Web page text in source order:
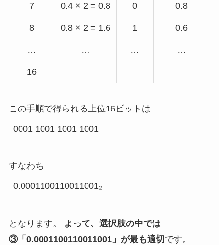
7 0.4 × 2 = 0.8 0 0.8
8 0.8 × 2 = 1.6 1 0.6
… … … …
16
この手順で得られる上位16ビットは
すなわち
となります。
よって、選択肢の中では
③「0.0001100110011001」が最も適切 です。